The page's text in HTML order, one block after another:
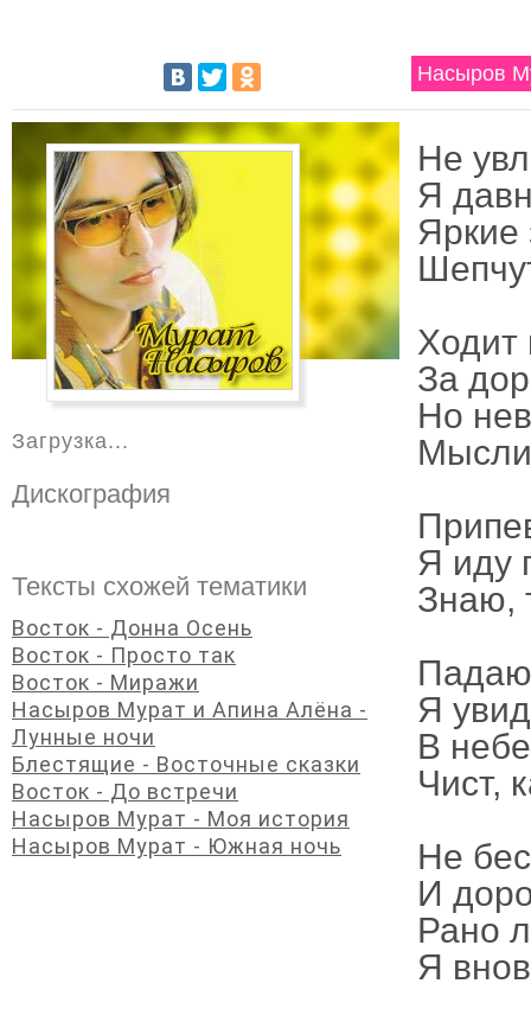
Насыров
Не
Я
Яркие
Ходит
За
Но
Я иду
Знаю,
Я
В
Чист,
Не
И
Рано
Я
Загрузка...
Дискография
Тексты схожей тематики
Восток - Донна Осень
Восток - Просто так
Восток - Миражи
Насыров Мурат и Апина Алёна -
Лунные ночи
Блестящие - Восточные сказки
Восток - До встречи
Насыров Мурат - Моя история
Насыров Мурат - Южная ночь